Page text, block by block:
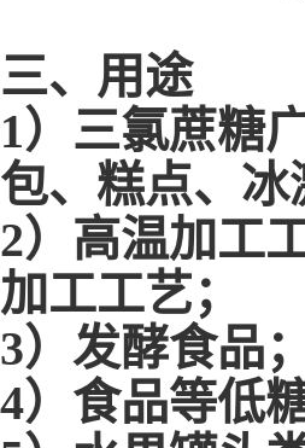
三、用途
1）三氯蔗糖
包、糕点、
2）高温加工
加工工艺；
3）发酵食品；
4）食品等低